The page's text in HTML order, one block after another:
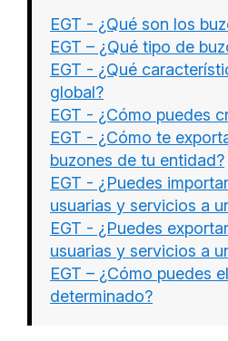
EGT - ¿Qué son los
EGT – ¿Qué tipo de
EGT - ¿Qué
global?
EGT - ¿Cómo puedes
EGT - ¿Cómo te
buzones de tu entidad?
EGT - ¿Puedes
usuarias y servicios a
EGT - ¿Puedes
usuarias y servicios a
EGT – ¿Cómo puedes
determinado?